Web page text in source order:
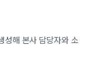
성해 본사 담당자와 소